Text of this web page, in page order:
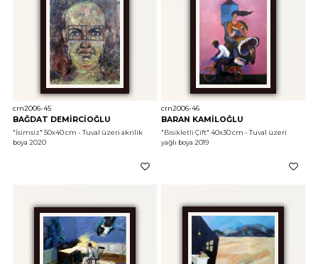
crn2006-45
BAĞDAT DEMİRCİOĞLU
"İsimsiz" 50x40 cm - Tuval üzeri akrilik
boya 2020
crn2006-46
BARAN KAMİLOĞLU
"Bisikletli Çift" 40x30 cm - Tuval üzeri
yağlı boya 2019